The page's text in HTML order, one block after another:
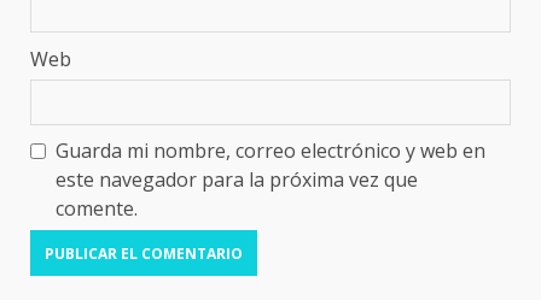
Web
Guarda mi nombre, correo electrónico y web en
este navegador para la próxima vez que
comente.